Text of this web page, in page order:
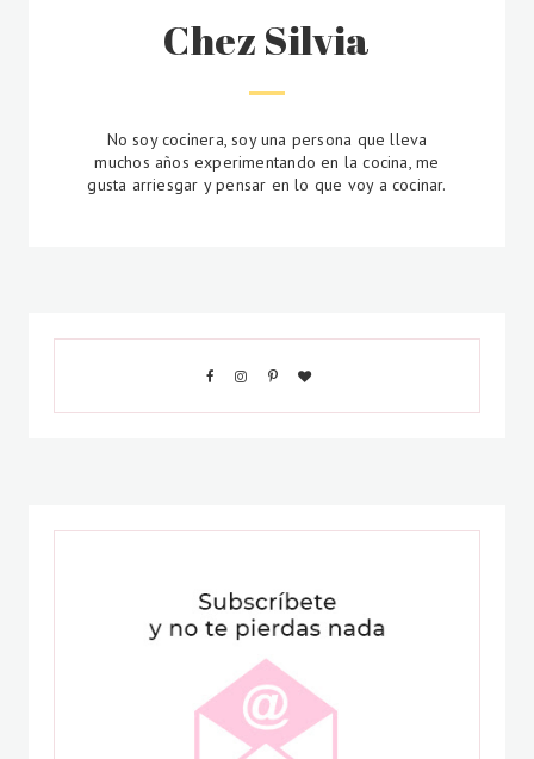
Chez Silvia
No soy cocinera, soy una persona que lleva
muchos años experimentando en la cocina, me
gusta arriesgar y pensar en lo que voy a cocinar.